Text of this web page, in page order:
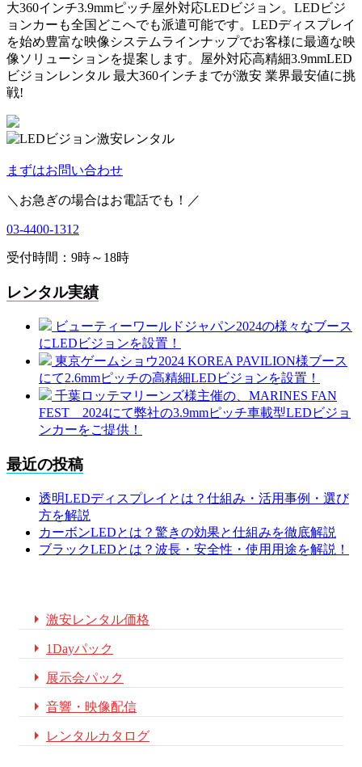
大360インチ3.9mmピッチ屋外対応LEDビジョン。LEDビジ
ョンカーも全国どこへでも派遣可能です。LEDディスプレイ
を始め豊富な映像システムラインナップでお客様に最適な映
像ソリューションを提案します。屋外対応高精細3.9mmLED
ビジョンレンタル 最大360インチまでが激安 業界最安値に挑
戦!
まずはお問い合わせ
＼お急ぎの場合はお電話でも！／
03-4400-1312
受付時間：9時～18時
レンタル実績
ビューティーワールドジャパン2024の様々なブース
にLEDビジョンを設置！
東京ゲームショウ2024 KOREA PAVILION様ブース
にて2.6mmピッチの高精細LEDビジョンを設置！
千葉ロッテマリーンズ様主催の、MARINES FAN
FEST 2024にて弊社の3.9mmピッチ車載型LEDビジョ
ンカーをご提供！
最近の投稿
透明LEDディスプレイとは？仕組み・活用事例・選び
方を解説
カーボンLEDとは？驚きの効果と仕組みを徹底解説
ブラックLEDとは？波長・安全性・使用用途を解説！
 激安レンタル価格
 1Dayパック
 展示会パック
 音響・映像配信
 レンタルカタログ